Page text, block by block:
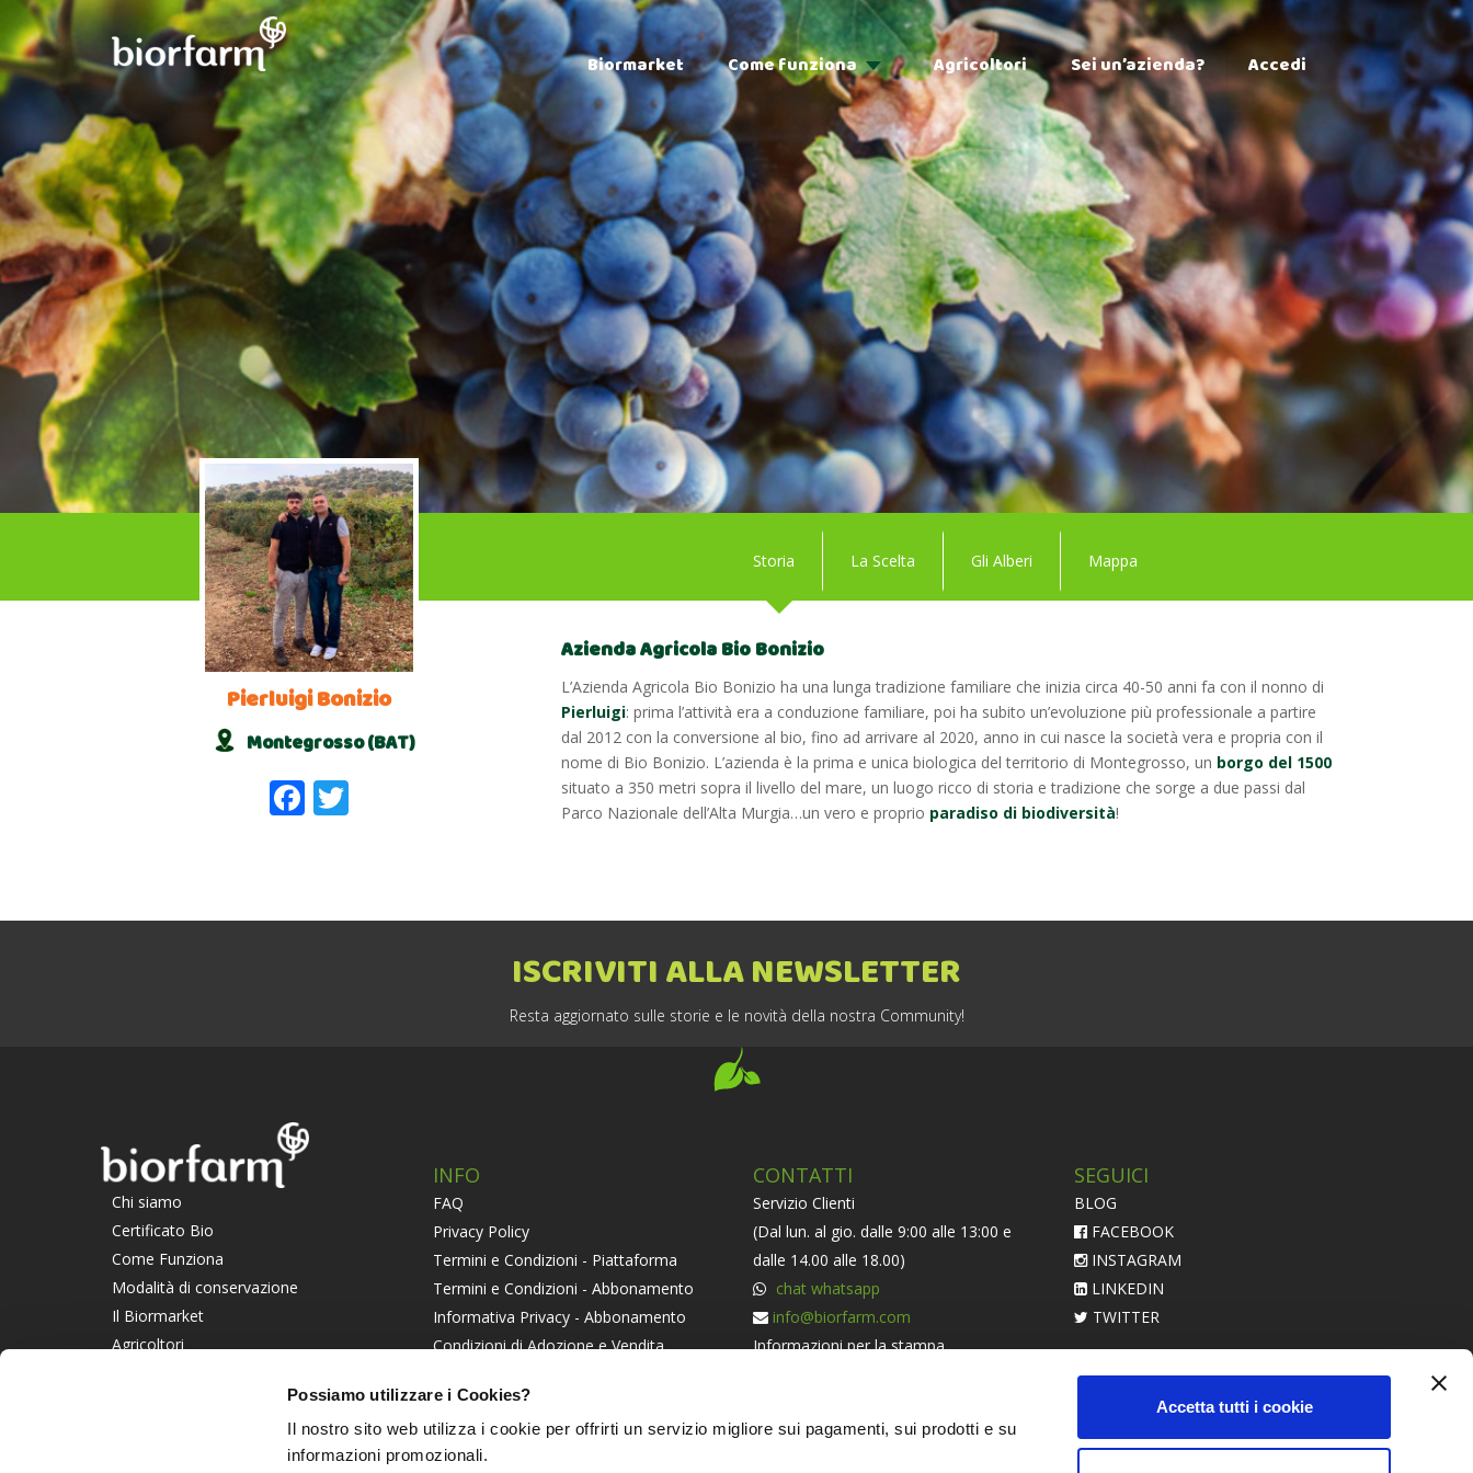
Possiamo utilizzare i Cookies?
Il nostro sito web utilizza i cookie per offrirti un servizio migliore sui pagamenti, sui prodotti e su
informazioni promozionali.
Accetta tutti i cookie
Biormarket Come funziona
Adozioni
Regalo
Agricoltori Sei un’azienda? Accedi
Pierluigi Bonizio
Montegrosso (BAT)
Facebook
Storia La Scelta Gli Alberi Mappa
Azienda Agricola Bio Bonizio
L’Azienda Agricola Bio Bonizio ha una lunga tradizione familiare che inizia circa 40-50 anni fa con il nonno di
Pierluigi: prima l’attività era a conduzione familiare, poi ha subito un’evoluzione più professionale a partire
dal 2012 con la conversione al bio, fino ad arrivare al 2020, anno in cui nasce la società vera e propria con il
nome di Bio Bonizio. L’azienda è la prima e unica biologica del territorio di Montegrosso, un borgo del 1500
situato a 350 metri sopra il livello del mare, un luogo ricco di storia e tradizione che sorge a due passi dal
Parco Nazionale dell’Alta Murgia…un vero e proprio paradiso di biodiversità!
ISCRIVITI ALLA NEWSLETTER
Resta aggiornato sulle storie e le novità della nostra Community!
Chi siamo
Certificato Bio
Come Funziona
Modalità di conservazione
Il Biormarket
Agricoltori
INFO
FAQ
Privacy Policy
Termini e Condizioni - Piattaforma
Termini e Condizioni - Abbonamento
Informativa Privacy - Abbonamento
Condizioni di Adozione e Vendita
Informativa Societaria
PARTNERS
CONTATTI
Servizio Clienti
(Dal lun. al gio. dalle 9:00 alle 13:00 e
dalle 14.00 alle 18.00)
chat whatsapp
info@biorfarm.com
Informazioni per la stampa
essere dei nostriclicca qui.
SEGUICI
BLOG
FACEBOOK
INSTAGRAM
LINKEDIN
TWITTER